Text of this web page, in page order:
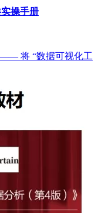
实操手册
—— 将 “数据可视化工